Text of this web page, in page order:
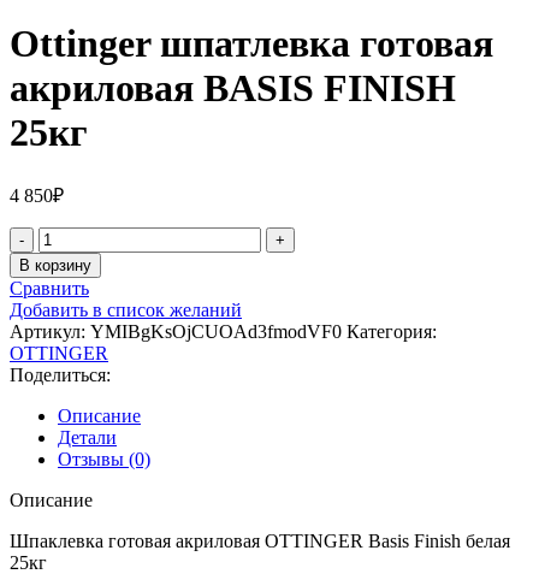
Ottinger шпатлевка готовая
акриловая BASIS FINISH
25кг
4 850₽
Количество
товара
Ottinger
шпатлевка
готовая
акриловая
BASIS
FINISH
25кг
В корзину
Сравнить
Добавить в список желаний
Артикул: YMIBgKsOjCUOAd3fmodVF0 Категория:
OTTINGER
Поделиться:
Описание
Детали
Отзывы (0)
Описание
Шпаклевка готовая акриловая OTTINGER Basis Finish белая
25кг